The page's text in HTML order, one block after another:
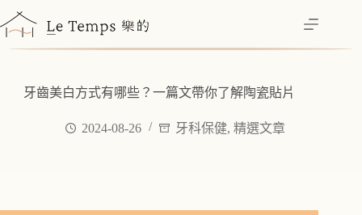
至
主
牙齒美白方式有哪些？一篇文帶你了解陶瓷貼片
2024-08-26 牙科保健,精選文章